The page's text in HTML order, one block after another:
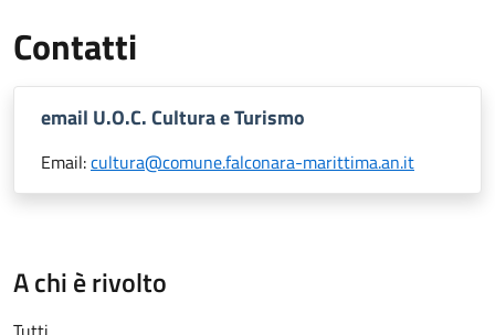
Contatti
email U.O.C. Cultura e Turismo
Email:cultura@comune.falconara-marittima.an.it
A chi è rivolto